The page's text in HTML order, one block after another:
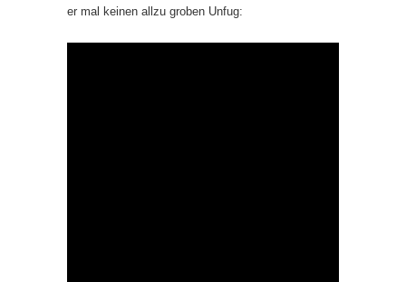
er mal keinen allzu groben Unfug: